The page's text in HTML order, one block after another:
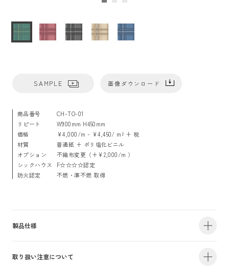
SAMPLE 画像ダウンロード
商品番号
CH-TO-01
リピート
W900mm H450mm
価格
¥4,000/m - ¥4,450/ m² + 税
材質
普通紙 + ポリ塩化ビニル
オプション
不織布変更（+¥2,000/m ）
シックハウス
F☆☆☆☆認定
防火認定
不燃・準不燃 取得
製品仕様
・サイズ
940mm×47m（有効巾900mm・m切売り）
取り扱い注意について